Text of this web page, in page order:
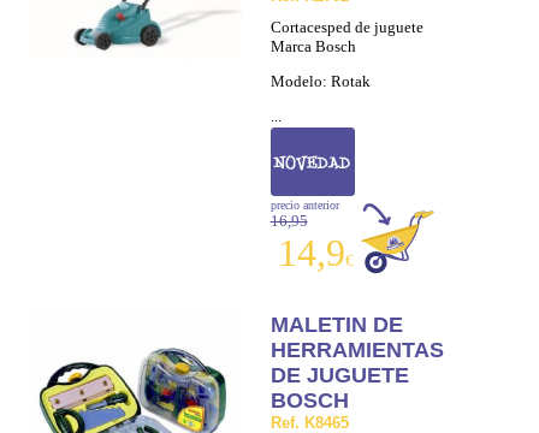
Cortacesped de juguete
Marca Bosch
Modelo: Rotak
...
precio anterior
16,95
14,9€
MALETIN DE
HERRAMIENTAS
DE JUGUETE
BOSCH
Ref. K8465